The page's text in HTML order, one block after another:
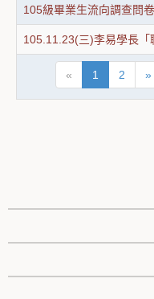
105級畢業生流向調查問
105.11.23(三)李易學長
« 1 2 »